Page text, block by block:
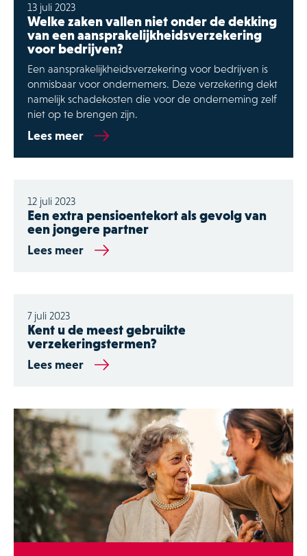
13 juli 2023
Welke zaken vallen niet onder de dekking
van een aansprakelijkheidsverzekering
voor bedrijven?
Een aansprakelijkheidsverzekering voor bedrijven is
onmisbaar voor ondernemers. Deze verzekering dekt
namelijk schadekosten die voor de onderneming zelf
niet op te brengen zijn.
Lees meer
12 juli 2023
Een extra pensioentekort als gevolg van
een jongere partner
Lees meer
7 juli 2023
Kent u de meest gebruikte
verzekeringstermen?
Lees meer